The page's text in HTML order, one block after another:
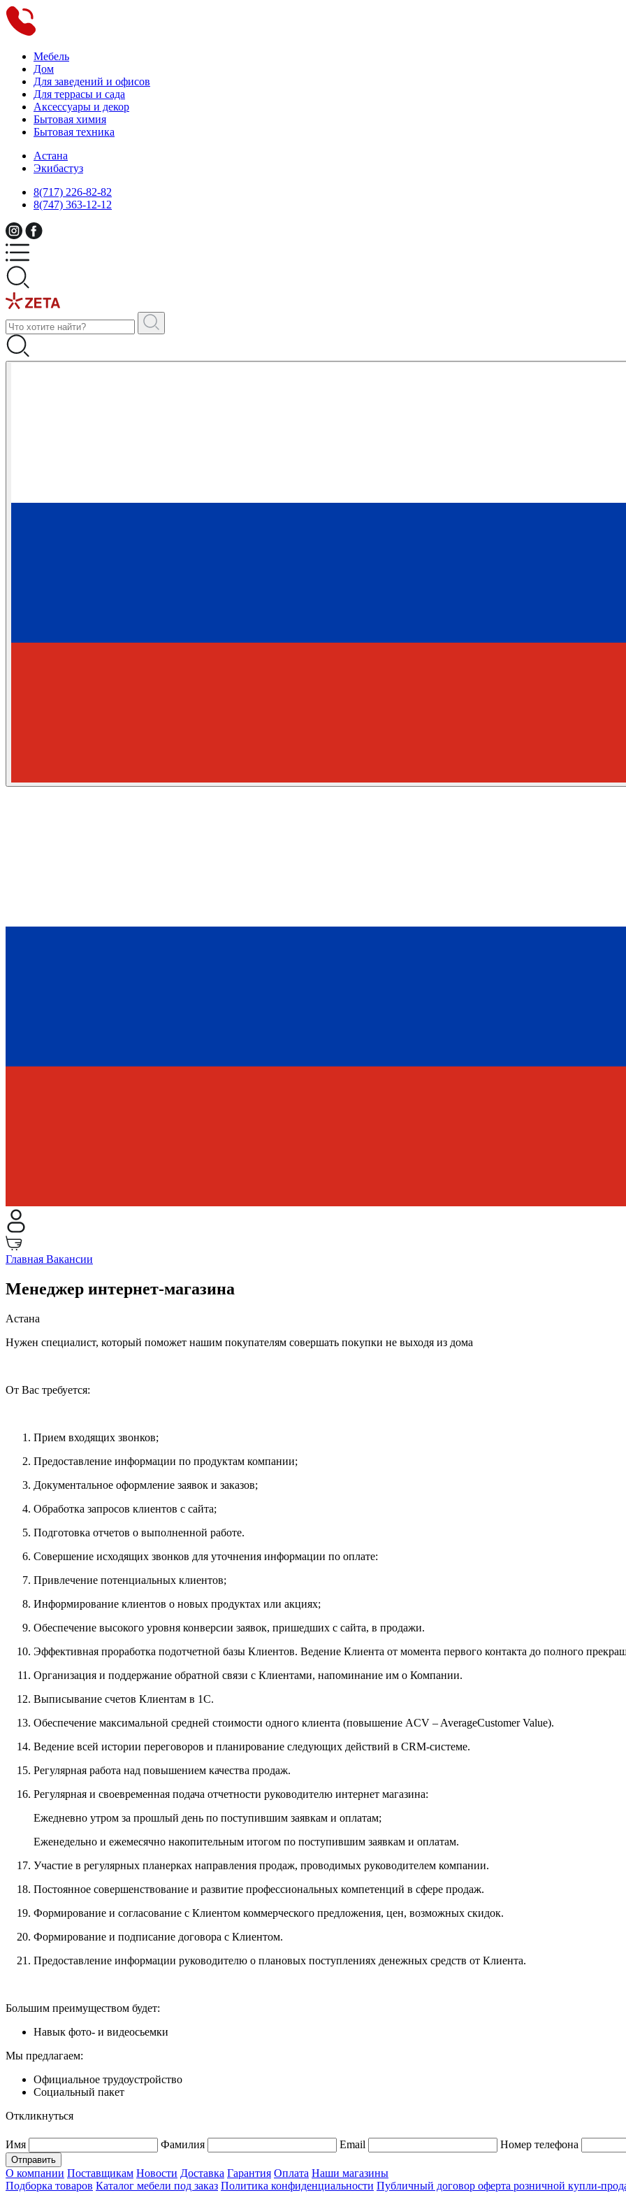
Мебель
Дом
Для заведений и офисов
Для террасы и сада
Аксессуары и декор
Бытовая химия
Бытовая техника
Астана
Экибастуз
8(717) 226-82-82
8(747) 363-12-12
Главная Вакансии
Менеджер интернет-магазина
Астана
Нужен специалист, который поможет нашим покупателям совершать покупки не выходя из дома
От Вас требуется:
Прием входящих звонков;
Предоставление информации по продуктам компании;
Документальное оформление заявок и заказов;
Обработка запросов клиентов с сайта;
Подготовка отчетов о выполненной работе.
Совершение исходящих звонков для уточнения информации по оплате:
Привлечение потенциальных клиентов;
Информирование клиентов о новых продуктах или акциях;
Обеспечение высокого уровня конверсии заявок, пришедших с сайта, в продажи.
Эффективная проработка подотчетной базы Клиентов. Ведение Клиента от момента первого контакта до полного
Организация и поддержание обратной связи с Клиентами, напоминание им о Компании.
Выписывание счетов Клиентам в 1С.
Обеспечение максимальной средней стоимости одного клиента (повышение ACV – AverageCustomer Value).
Ведение всей истории переговоров и планирование следующих действий в CRM-системе.
Регулярная работа над повышением качества продаж.
Регулярная и своевременная подача отчетности руководителю интернет магазина:
Ежедневно утром за прошлый день по поступившим заявкам и оплатам;
Еженедельно и ежемесячно накопительным итогом по поступившим заявкам и оплатам.
Участие в регулярных планерках направления продаж, проводимых руководителем компании.
Постоянное совершенствование и развитие профессиональных компетенций в сфере продаж.
Формирование и согласование с Клиентом коммерческого предложения, цен, возможных скидок.
Формирование и подписание договора с Клиентом.
Предоставление информации руководителю о плановых поступлениях денежных средств от Клиента.
Большим преимуществом будет:
Навык фото- и видеосьемки
Мы предлагаем:
Официальное трудоустройство
Социальный пакет
Откликнуться
Имя Фамилия Email Номер телефона
Отправить
О компании Поставщикам Новости Доставка Гарантия Оплата Наши магазины
Подборка товаров Каталог мебели под заказ Политика конфиденциальности Публичный договор оферта розничной купли-